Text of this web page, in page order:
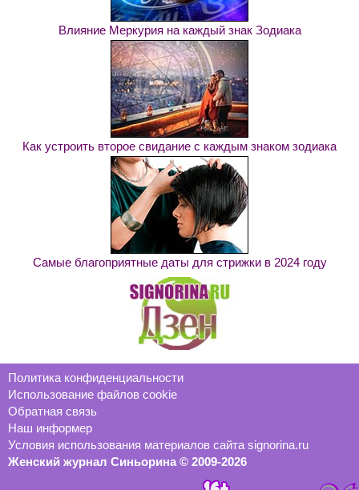
Влияние Меркурия на каждый знак Зодиака
Как устроить второе свидание с каждым знаком зодиака
Самые благоприятные даты для стрижки в 2024 году
Политика конфиденциальности
Использование файлов cookie
Обратная связь
Наш информер
Условия использования материалов сайта signorina.ru
Женский журнал Синьорина © 2009-2026